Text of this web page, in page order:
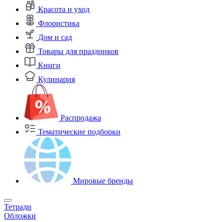
Красота и уход
Флористика
Дом и сад
Товары для праздников
Книги
Кулинария
Распродажа
Тематические подборки
Мировые бренды
Тетради
Обложки